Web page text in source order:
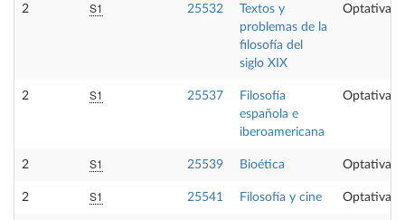
2 S1 25532
Textos y
problemas de la
filosofía del
siglo XIX
Optativa
2 S1 25537
Filosofía
española e
iberoamericana
Optativa
2 S1 25539 Bioética Optativa
2 S1 25541 Filosofía y cine Optativa